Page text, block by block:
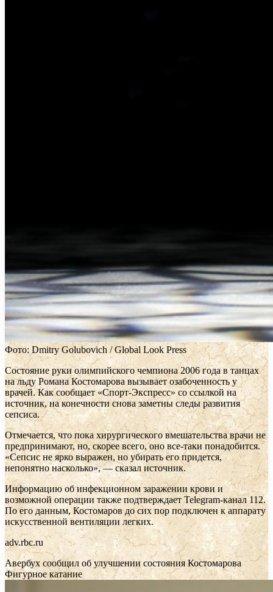
Фото: Dmitry Golubovich / Global Look Press
Состояние руки олимпийского чемпиона 2006 года в танцах
на льду Романа Костомарова вызывает озабоченность у
врачей. Как сообщает «Спорт-Экспресс» со ссылкой на
источник, на конечности снова заметны следы развития
сепсиса.
Отмечается, что пока хирургического вмешательства врачи не
предпринимают, но, скорее всего, оно все-таки понадобится.
«Сепсис не ярко выражен, но убирать его придется,
непонятно насколько», — сказал источник.
Информацию об инфекционном заражении крови и
возможной операции также подтверждает Telegram-канал 112.
По его данным, Костомаров до сих пор подключен к аппарату
искусственной вентиляции легких.
adv.rbc.ru
Авербух сообщил об улучшении состояния Костомарова
Фигурное катание